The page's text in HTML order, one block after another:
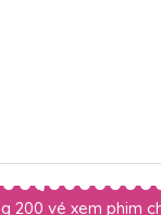
200 vé xem phim